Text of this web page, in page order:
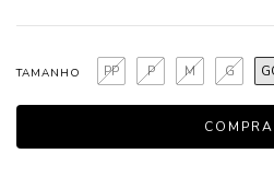
TAMANHO G
M
P
PP